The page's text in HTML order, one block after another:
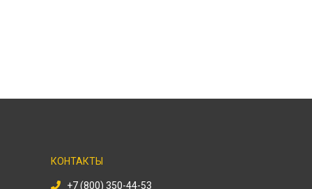
КОНТАКТЫ
+7 (800) 350-44-53